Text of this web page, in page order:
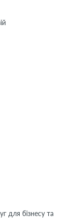
для бізнесу та